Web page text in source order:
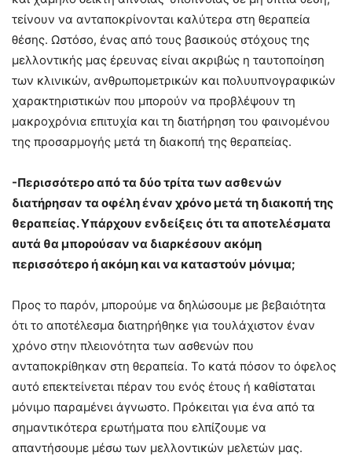
τείνουν να ανταποκρίνονται καλύτερα στη θεραπεία
θέσης. Ωστόσο, ένας από τους βασικούς στόχους της
μελλοντικής μας έρευνας είναι ακριβώς η ταυτοποίηση
των κλινικών, ανθρωπομετρικών και πολυυπνογραφικών
χαρακτηριστικών που μπορούν να προβλέψουν τη
μακροχρόνια επιτυχία και τη διατήρηση του φαινομένου
της προσαρμογής μετά τη διακοπή της θεραπείας.
-Περισσότερο από τα δύο τρίτα των ασθενών
διατήρησαν τα οφέλη έναν χρόνο μετά τη διακοπή της
θεραπείας. Υπάρχουν ενδείξεις ότι τα αποτελέσματα
αυτά θα μπορούσαν να διαρκέσουν ακόμη
περισσότερο ή ακόμη και να καταστούν μόνιμα;
Προς το παρόν, μπορούμε να δηλώσουμε με βεβαιότητα
ότι το αποτέλεσμα διατηρήθηκε για τουλάχιστον έναν
χρόνο στην πλειονότητα των ασθενών που
ανταποκρίθηκαν στη θεραπεία. Το κατά πόσον το όφελος
αυτό επεκτείνεται πέραν του ενός έτους ή καθίσταται
μόνιμο παραμένει άγνωστο. Πρόκειται για ένα από τα
σημαντικότερα ερωτήματα που ελπίζουμε να
απαντήσουμε μέσω των μελλοντικών μελετών μας.